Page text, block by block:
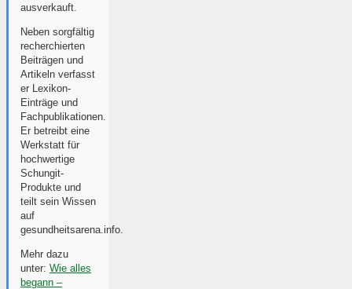
ausverkauft.
Neben sorgfältig
recherchierten
Beiträgen und
Artikeln verfasst
er Lexikon-
Einträge und
Fachpublikationen.
Er betreibt eine
Werkstatt für
hochwertige
Schungit-
Produkte und
teilt sein Wissen
auf
gesundheitsarena.info.
Mehr dazu
unter: Wie alles
begann –